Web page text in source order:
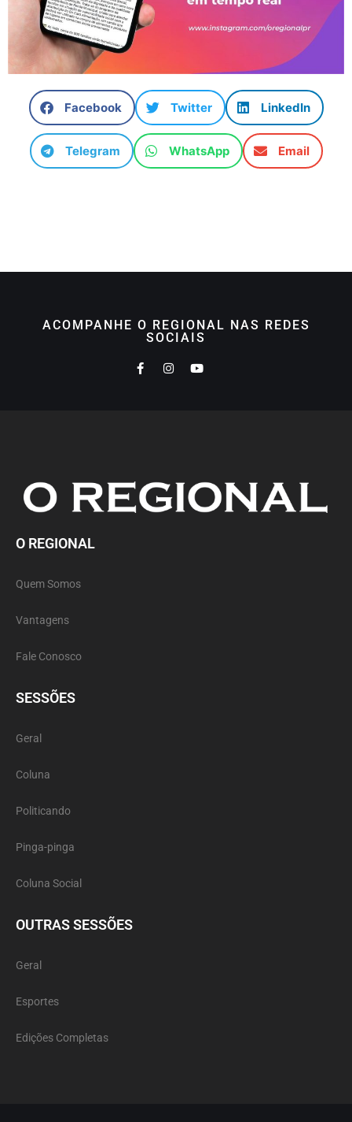
Facebook Twitter LinkedIn
Telegram WhatsApp Email
ACOMPANHE O REGIONAL NAS REDES
SOCIAIS
O REGIONAL
Quem Somos
Vantagens
Fale Conosco
SESSÕES
Geral
Coluna
Politicando
Pinga-pinga
Coluna Social
OUTRAS SESSÕES
Geral
Esportes
Edições Completas